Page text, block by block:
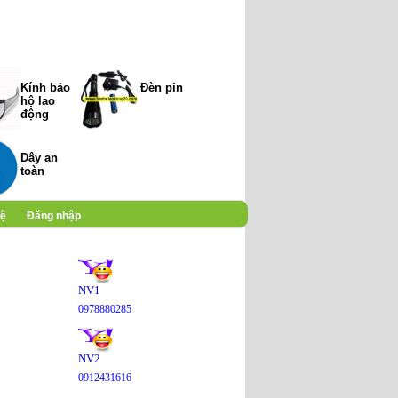
Kính bảo
hộ lao
động
Đèn pin
Dây an
toàn
Đăng nhập
NV1
0978880285
NV2
0912431616